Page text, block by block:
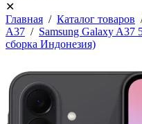
✕
Главная / Каталог товаров
A37 / Samsung Galaxy A37
сборка Индонезия)